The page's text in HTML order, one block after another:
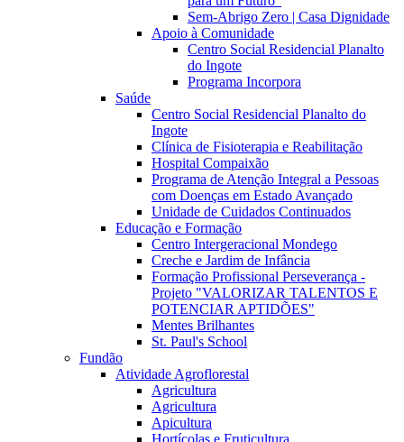
Sem-Abrigo Zero | Casa Dignidade
Apoio à Comunidade
Centro Social Residencial Planalto
do Ingote
Programa Incorpora
Saúde
Centro Social Residencial Planalto do
Ingote
Clínica de Fisioterapia e Reabilitação
Hospital Compaixão
Programa de Atenção Integral a Pessoas
com Doenças em Estado Avançado
Unidade de Cuidados Continuados
Educação e Formação
Centro Intergeracional Mondego
Creche e Jardim de Infância
Formação Profissional Perseverança -
Projeto "VALORIZAR TALENTOS E
POTENCIAR APTIDÕES"
Mentes Brilhantes
St. Paul's School
Fundão
Atividade Agroflorestal
Agricultura
Agricultura
Apicultura
Hortícolas e Fruticultura